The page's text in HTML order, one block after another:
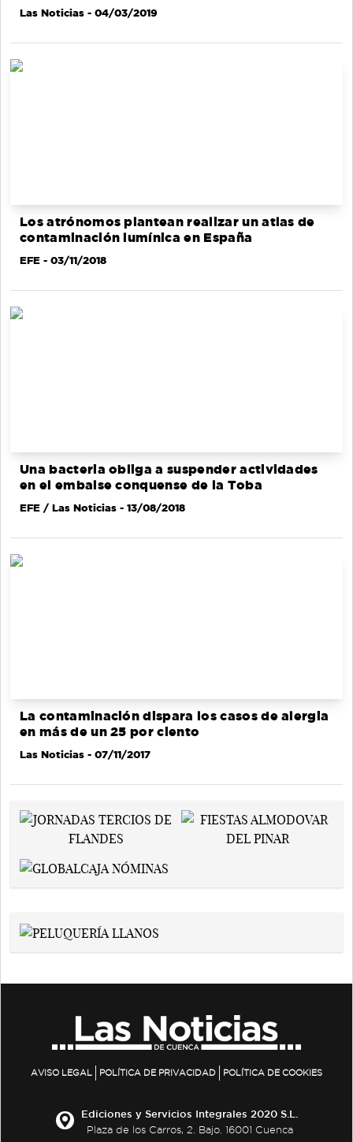
Las Noticias - 04/03/2019
Los atrónomos plantean realizar un atlas de
contaminación lumínica en España
EFE - 03/11/2018
Una bacteria obliga a suspender actividades
en el embalse conquense de la Toba
EFE / Las Noticias - 13/08/2018
La contaminación dispara los casos de alergia
en más de un 25 por ciento
Las Noticias - 07/11/2017
AVISO LEGAL POLÍTICA DE PRIVACIDAD POLÍTICA DE COOKIES
Ediciones y Servicios Integrales 2020 S.L.
Plaza de los Carros, 2. Bajo. 16001 Cuenca